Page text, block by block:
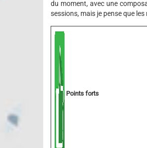
du moment, avec une
sessions, mais je pense que
Points forts